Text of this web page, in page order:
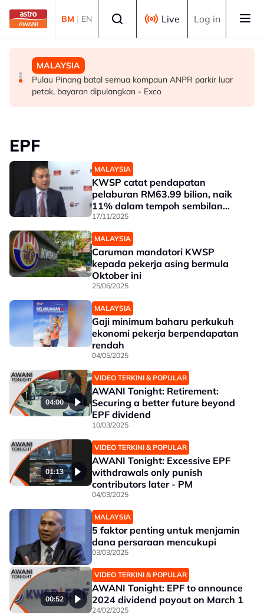
Skip to main content
BM | EN Live Log in
MALAYSIA
Tiga akta baharu, satu pindaan di bawah Dasar
Perumahan Negara 2026-2035
BISNES
KESUMA gerak intervensi awal bantu 541 pekerja
Panasonic bakal diberhentikan
MALAYSIA
Pulau Pinang batal semua kompaun ANPR parkir luar
petak, bayaran dipulangkan - Exco
EPF
MALAYSIA
KWSP catat pendapatan
pelaburan RM63.99 bilion, naik
11% dalam tempoh sembilan
bulan
17/11/2025
MALAYSIA
Caruman mandatori KWSP
kepada pekerja asing bermula
Oktober ini
25/06/2025
MALAYSIA
Gaji minimum baharu perkukuh
ekonomi pekerja berpendapatan
rendah
04/05/2025
04:00
VIDEO TERKINI & POPULAR
AWANI Tonight: Retirement:
Securing a better future beyond
EPF dividend
10/03/2025
01:13
VIDEO TERKINI & POPULAR
AWANI Tonight: Excessive EPF
withdrawals only punish
contributors later - PM
04/03/2025
MALAYSIA
5 faktor penting untuk menjamin
dana persaraan mencukupi
03/03/2025
00:52
VIDEO TERKINI & POPULAR
AWANI Tonight: EPF to announce
2024 dividend payout on March 1
24/02/2025